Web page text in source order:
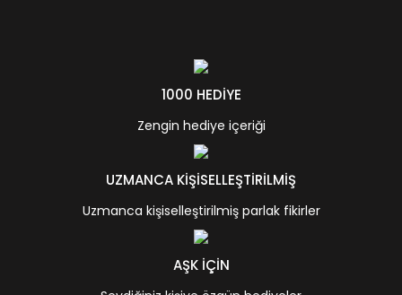
1000 HEDİYE
Zengin hediye içeriği
UZMANCA KİŞİSELLEŞTİRİLMİŞ
Uzmanca kişiselleştirilmiş parlak fikirler
AŞK İÇİN